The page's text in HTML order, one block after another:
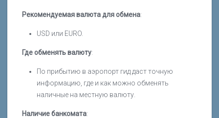
Рекомендуемая валюта для обмена:
USD или EURO.
Где обменять валюту:
По прибытию в аэропорт гид даст точную
информацию, где и как можно обменять
наличные на местную валюту.
Наличие банкомата: